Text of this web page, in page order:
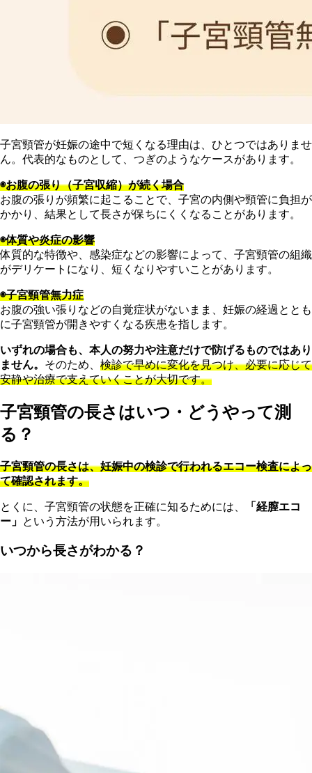
子宮頸管が妊娠の途中で短くなる理由は、ひとつではありませ
ん。代表的なものとして、つぎのようなケースがあります。
◉お腹の張り（子宮収縮）が続く場合
お腹の張りが頻繁に起こることで、子宮の内側や頸管に負担が
かかり、結果として長さが保ちにくくなることがあります。
◉体質や炎症の影響
体質的な特徴や、感染症などの影響によって、子宮頸管の組織
がデリケートになり、短くなりやすいことがあります。
◉子宮頸管無力症
お腹の強い張りなどの自覚症状がないまま、妊娠の経過ととも
に子宮頸管が開きやすくなる疾患を指します。
いずれの場合も、本人の努力や注意だけで防げるものではあり
ません。 そのため、 検診で早めに変化を見つけ、必要に応じて
安静や治療で支えていくことが大切です。
子宮頸管の長さはいつ・どうやって測
る？
子宮頸管の長さは、妊娠中の検診で行われるエコー検査によっ
て確認されます。
とくに、子宮頸管の状態を正確に知るためには、
「経膣エコ
ー」 という方法が用いられます。
いつから長さがわかる？